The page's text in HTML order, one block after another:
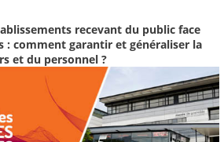
recevant du public face
: comment garantir et généraliser la
et du personnel ?